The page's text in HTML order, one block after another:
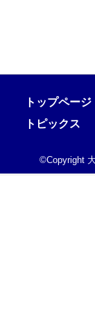
トップページ
トピックス
©Copyright